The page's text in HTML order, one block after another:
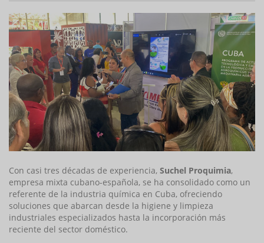
Con casi tres décadas de experiencia, Suchel Proquimia,
empresa mixta cubano-española, se ha consolidado como un
referente de la industria química en Cuba, ofreciendo
soluciones que abarcan desde la higiene y limpieza
industriales especializados hasta la incorporación más
reciente del sector doméstico.